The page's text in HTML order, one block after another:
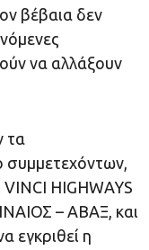
βέβαια δεν
να αλλάξουν
τα
συμμετεχόντων,
HIGHWAYS
– ΑΒΑΞ, και
εγκριθεί η